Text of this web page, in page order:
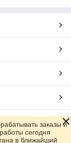
заказы и
сегодня
в ближайший